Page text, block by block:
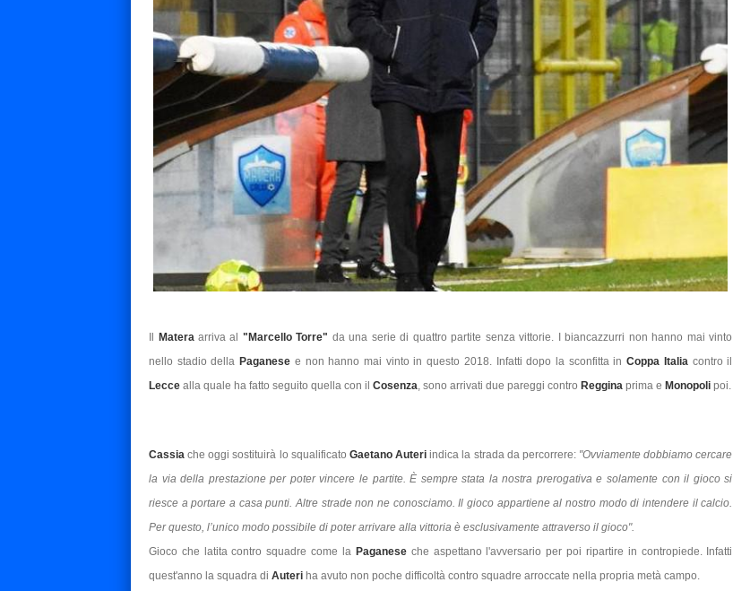
Materaarriva al "Marcello Torre" da una serie di quattro partite senza vittorie. I biancazzurri non hanno mai vinto
nello stadio della Paganese e non hanno mai vinto in questo 2018. Infatti dopo la sconfitta inCoppa Italiacontro il
Lecce alla quale ha fatto seguito quella con il Cosenza, sono arrivati due pareggi contro Reggina prima e Monopoli poi.
Cassia che oggi sostituirà lo squalificato Gaetano Auteri indica la strada da percorrere: "Ovviamente dobbiamo cercare
la via della prestazione per poter vincere le partite. È sempre stata la nostra prerogativa e solamente con il gioco si
riesce a portare a casa punti. Altre strade non ne conosciamo. Il gioco appartiene al nostro modo di intendere il calcio.
Per questo, l’unico modo possibile di poter arrivare alla vittoria è esclusivamente attraverso il gioco".
Gioco che latita contro squadre come la Paganeseche aspettano l'avversario per poi ripartire in contropiede. Infatti
quest'anno la squadra di Auteri ha avuto non poche difficoltà contro squadre arroccate nella propria metà campo.